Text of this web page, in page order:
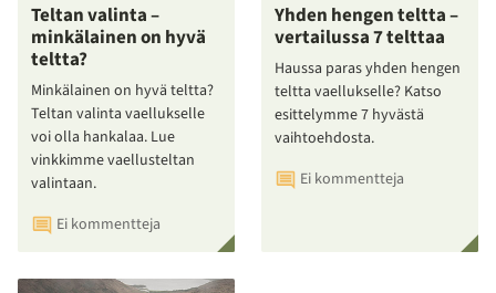
Teltan valinta –
minkälainen on hyvä
teltta?
Minkälainen on hyvä teltta?
Teltan valinta vaellukselle
voi olla hankalaa. Lue
vinkkimme vaellusteltan
valintaan.
Ei kommentteja
Yhden hengen teltta –
vertailussa 7 telttaa
Haussa paras yhden hengen
teltta vaellukselle? Katso
esittelymme 7 hyvästä
vaihtoehdosta.
Ei kommentteja